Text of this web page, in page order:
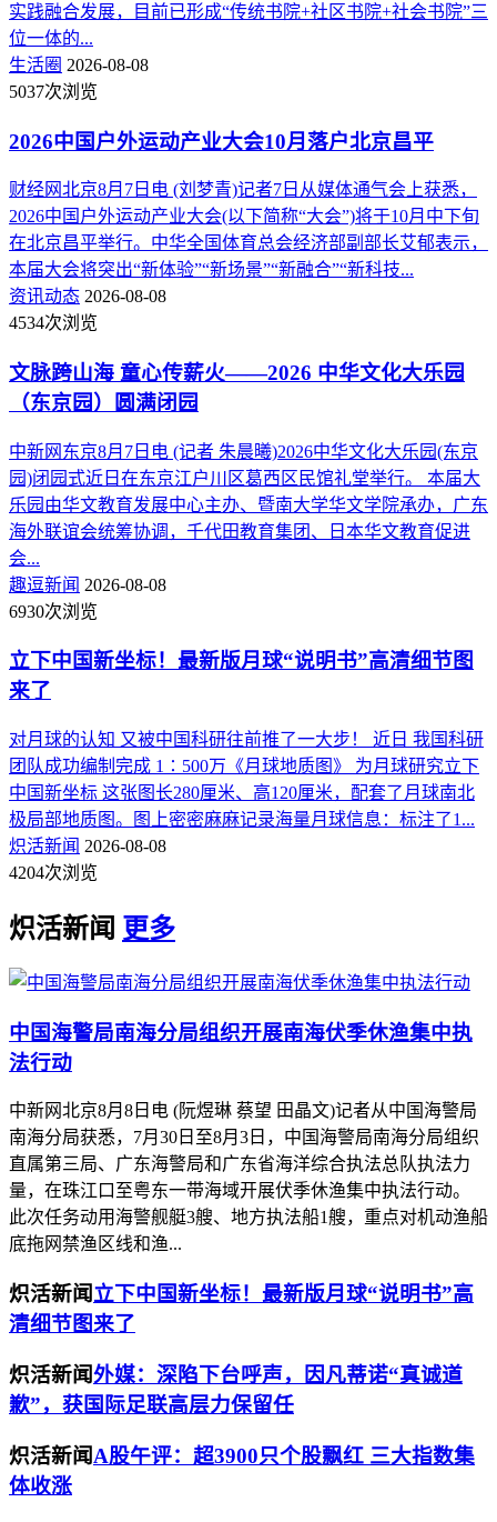
实践融合发展，目前已形成“传统书院+社区书院+社会书院”三
位一体的...
生活圈 2026-08-08
5037次浏览
2026中国户外运动产业大会10月落户北京昌平
财经网北京8月7日电 (刘梦青)记者7日从媒体通气会上获悉，
2026中国户外运动产业大会(以下简称“大会”)将于10月中下旬
在北京昌平举行。中华全国体育总会经济部副部长艾郁表示，
本届大会将突出“新体验”“新场景”“新融合”“新科技...
资讯动态 2026-08-08
4534次浏览
文脉跨山海 童心传薪火——2026 中华文化大乐园
（东京园）圆满闭园
中新网东京8月7日电 (记者 朱晨曦)2026中华文化大乐园(东京
园)闭园式近日在东京江户川区葛西区民馆礼堂举行。 本届大
乐园由华文教育发展中心主办、暨南大学华文学院承办，广东
海外联谊会统筹协调，千代田教育集团、日本华文教育促进
会...
趣逗新闻 2026-08-08
6930次浏览
立下中国新坐标！最新版月球“说明书”高清细节图
来了
对月球的认知 又被中国科研往前推了一大步！ 近日 我国科研
团队成功编制完成 1∶500万《月球地质图》 为月球研究立下
中国新坐标 这张图长280厘米、高120厘米，配套了月球南北
极局部地质图。图上密密麻麻记录海量月球信息：标注了1...
炽活新闻 2026-08-08
4204次浏览
炽活新闻 更多
中国海警局南海分局组织开展南海伏季休渔集中执
法行动
中新网北京8月8日电 (阮煜琳 蔡望 田晶文)记者从中国海警局
南海分局获悉，7月30日至8月3日，中国海警局南海分局组织
直属第三局、广东海警局和广东省海洋综合执法总队执法力
量，在珠江口至粤东一带海域开展伏季休渔集中执法行动。
此次任务动用海警舰艇3艘、地方执法船1艘，重点对机动渔船
底拖网禁渔区线和渔...
炽活新闻立下中国新坐标！最新版月球“说明书”高
清细节图来了
炽活新闻外媒：深陷下台呼声，因凡蒂诺“真诚道
歉”，获国际足联高层力保留任
炽活新闻A股午评：超3900只个股飘红 三大指数集
体收涨